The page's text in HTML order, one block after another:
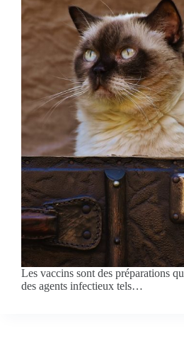
Les vaccins sont des préparations
des agents infectieux tels…